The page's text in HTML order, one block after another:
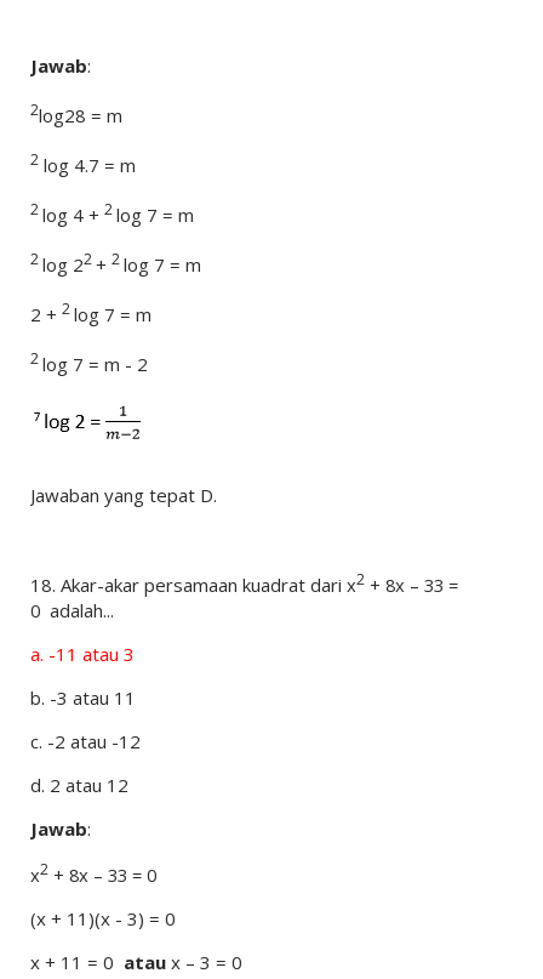
Jawab:
2log28 = m
2log 4.7 = m
2log 4 + 2log 7 = m
2log 22+ 2log 7 = m
2 + 2log 7 = m
2log 7 = m - 2
Jawaban yang tepat D.
18. Akar-akar persamaan kuadrat dari x2+ 8x – 33 =
0 adalah...
a. -11 atau 3
b. -3 atau 11
c. -2 atau -12
d. 2 atau 12
Jawab:
x2+ 8x – 33 = 0
(x + 11)(x - 3) = 0
x + 11 = 0 atau x – 3 = 0